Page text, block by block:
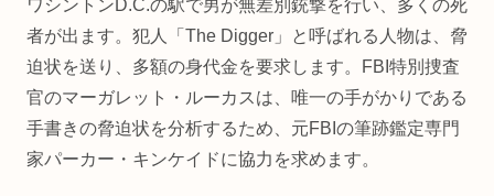
ワシントンD.C.の駅で男が無差別銃撃を行い、多くの死
者が出ます。犯人「The Digger」と呼ばれる人物は、脅
迫状を送り、多額の身代金を要求します。FBI特別捜査
官のマーガレット・ルーカスは、唯一の手がかりである
手書きの脅迫状を分析するため、元FBIの筆跡鑑定専門
家パーカー・キンケイドに協力を求めます。